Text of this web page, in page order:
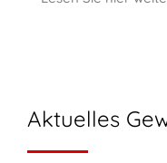
Aktuelles